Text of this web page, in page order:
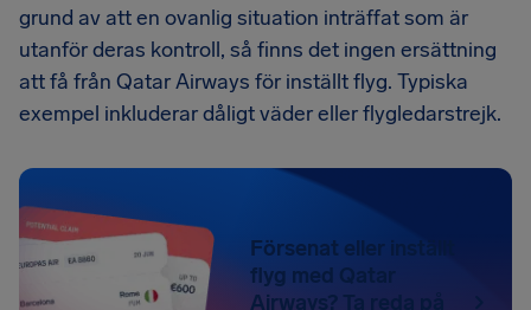
grund av att en ovanlig situation inträffat som är
utanför deras kontroll, så finns det ingen ersättning
att få från Qatar Airways för inställt flyg. Typiska
exempel inkluderar dåligt väder eller flygledarstrejk.
Försenat eller inställt
flyg med Qatar
Airways? Ta reda på